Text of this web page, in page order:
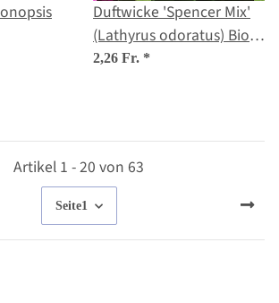
Duftwicke 'Spencer Mix'
(Lathyrus odoratus) Bio
Saatgut
2,26 Fr. *
Artikel 1 - 20 von 63
Seite1